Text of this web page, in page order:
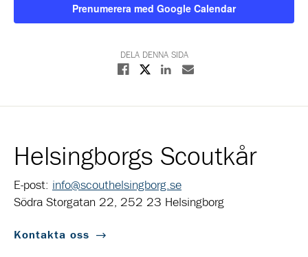
Prenumerera med Google Calendar
DELA DENNA SIDA
Dela på Facebook
Dela på XDela på Linkedin
Dela med E-post
Helsingborgs Scoutkår
E-post: info@scouthelsingborg.se
Södra Storgatan 22, 252 23 Helsingborg
Kontakta oss